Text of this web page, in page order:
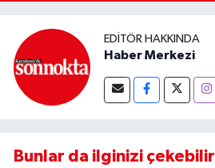
EDITÖR HAKKINDA
Haber Merkezi
Bunlar da ilginizi çekebilir